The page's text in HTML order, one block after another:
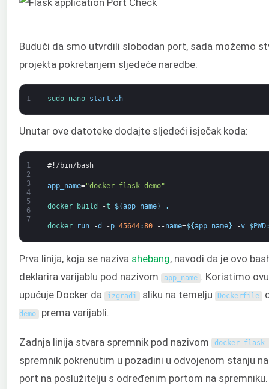
Budući da smo utvrdili slobodan port, sada možemo
projekta pokretanjem sljedeće naredbe:
1 sudo nano start . sh
Unutar ove datoteke dodajte sljedeći isječak koda:
1
2
3
4
5
6
7
#!/bin/bash
app_name="docker-flask-demo"
docker build -t ${app_name} .
docker run -d -p 45644:80 --name=${app_name} -v $PWD
Prva linija, koja se naziva shebang, navodi da je ovo
deklarira varijablu pod nazivom
app_name . Koristimo
upućuje Docker da
izgradi sliku na temelju Dockerfile
demo prema varijabli.
Zadnja linija stvara spremnik pod nazivom docker- flask-
spremnik pokrenutim u pozadini u odvojenom stanju
port na poslužitelju s određenim portom na